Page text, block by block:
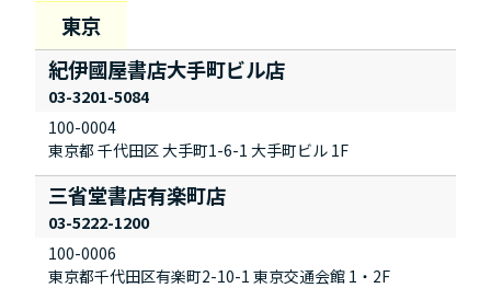
紀伊國屋書店大手町ビル店
100-0004
東京都 千代田区 大手町1-6-1 大手町ビル 1F
03-3201-5084
三省堂書店有楽町店
100-0006
東京都千代田区有楽町2-10-1 東京交通会館 1・2F
03-5222-1200